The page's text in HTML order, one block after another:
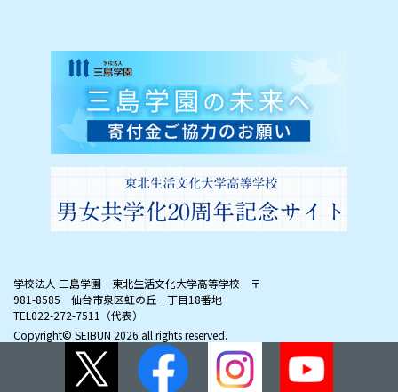
学校法人 三島学園 東北生活文化大学高等学校
〒
981-8585 仙台市泉区虹の丘一丁目18番地
TEL022-272-7511（代表）
Copyright© SEIBUN 2026 all rights reserved.